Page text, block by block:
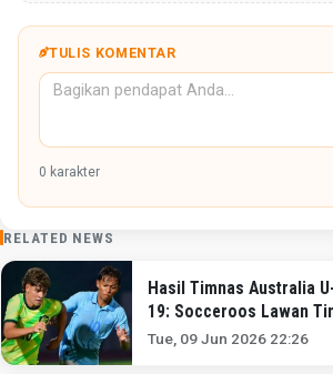
TULIS KOMENTAR
0 karakter
RELATED NEWS
Hasil Timnas Australia
19: Socceroos Lawan
19 di Semifinal Piala AFF
Tue, 09 Jun 2026 22:26